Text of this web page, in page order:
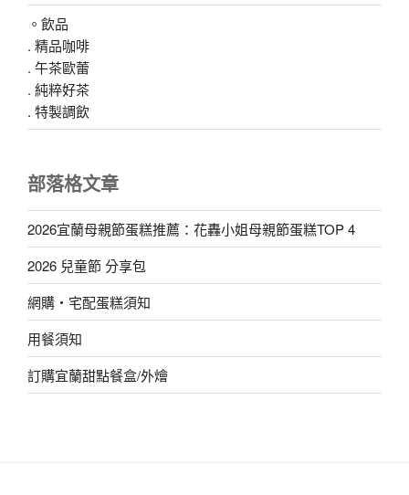
。飲品
. 精品咖啡
. 午茶歐蕾
. 純粹好茶
. 特製調飲
部落格文章
2026宜蘭母親節蛋糕推薦：花轟小姐母親節蛋糕TOP 4
2026 兒童節 分享包
網購‧宅配蛋糕須知
用餐須知
訂購宜蘭甜點餐盒/外燴